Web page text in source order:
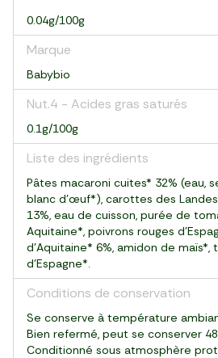
0.04g/100g
Marque
Babybio
Nut.4 - Acides gras saturés
0.1g/100g
Liste des ingrédients
Pâtes macaroni cuites* 32% (eau,
blanc d'œuf*), carottes des
13%, eau de cuisson, purée de
Aquitaine*, poivrons rouges
d'Aquitaine* 6%, amidon de maïs*,
d'Espagne*.
Conditions de conservation
Se conserve à température
Bien refermé, peut se conserver
Conditionné sous atmosphère